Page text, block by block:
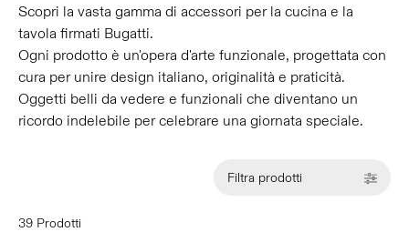
Scopri la vasta gamma di accessori per la cucina e la
tavola firmati Bugatti.
Ogni prodotto è un'opera d'arte funzionale, progettata con
cura per unire design italiano, originalità e praticità.
Oggetti belli da vedere e funzionali che diventano un
ricordo indelebile per celebrare una giornata speciale.
Filtra prodotti
39 Prodotti